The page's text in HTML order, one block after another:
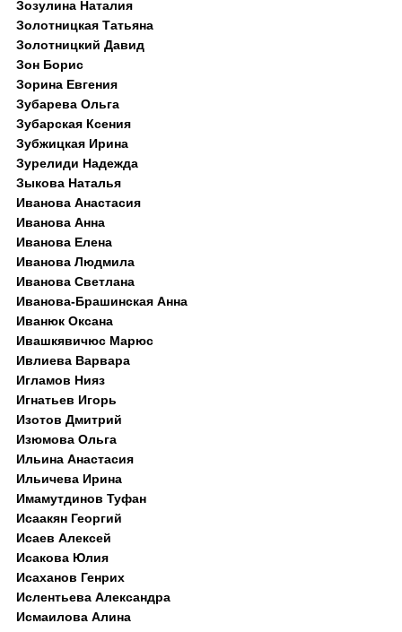
Зозулина Наталия
Золотницкая Татьяна
Золотницкий Давид
Зон Борис
Зорина Евгения
Зубарева Ольга
Зубарская Ксения
Зубжицкая Ирина
Зурелиди Надежда
Зыкова Наталья
Иванова Анастасия
Иванова Анна
Иванова Елена
Иванова Людмила
Иванова Светлана
Иванова-Брашинская Анна
Иванюк Оксана
Ивашкявичюс Марюс
Ивлиева Варвара
Игламов Нияз
Игнатьев Игорь
Изотов Дмитрий
Изюмова Ольга
Ильина Анастасия
Ильичева Ирина
Имамутдинов Туфан
Исаакян Георгий
Исаев Алексей
Исакова Юлия
Исаханов Генрих
Ислентьева Александра
Исмаилова Алина